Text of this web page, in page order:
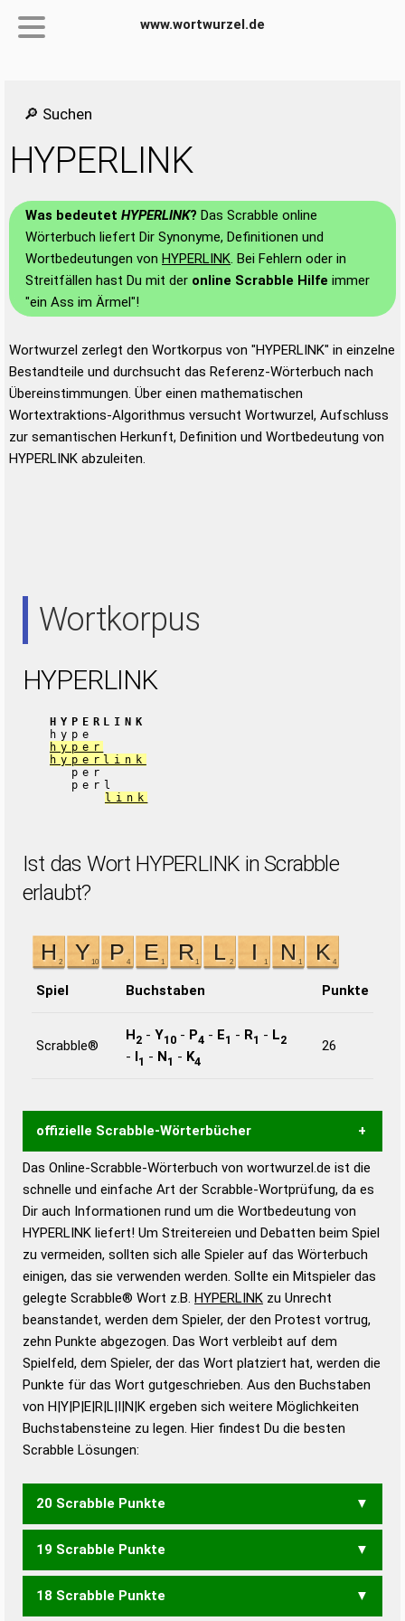
www.wortwurzel.de
🔎 Suchen
HYPERLINK
Was bedeutet HYPERLINK? Das Scrabble online
Wörterbuch liefert Dir Synonyme, Definitionen und
Wortbedeutungen von HYPERLINK. Bei Fehlern oder in
Streitfällen hast Du mit der online Scrabble Hilfe immer
"ein Ass im Ärmel"!
Wortwurzel zerlegt den Wortkorpus von "HYPERLINK" in einzelne
Bestandteile und durchsucht das Referenz-Wörterbuch nach
Übereinstimmungen. Über einen mathematischen
Wortextraktions-Algorithmus versucht Wortwurzel, Aufschluss
zur semantischen Herkunft, Definition und Wortbedeutung von
HYPERLINK abzuleiten.
Wortkorpus
HYPERLINK
HYPERLINK
hype
hyper
hyperlink
per
perl
link
Ist das Wort HYPERLINK in Scrabble
erlaubt?
Spiel Buchstaben Punkte
Scrabble®
H2 - Y10 - P4 - E1 - R1 - L2
- I1 - N1 - K4
26
offizielle Scrabble-Wörterbücher
Wortwurzel liefert mit Hilfe eines semantischen
Wortanalyse-Algorithmus gute Anhaltspunkte zu
Wortbedeutung, Worttrennung und Wortform, um die
Gültigkeit eines Wortes für das Scrabble-Spiel zu
bestimmen!
zugelassene Turnier Scrabble-
Wörterbücher sind:
Duden – Standardwerk in 12 Bänden
Duden – Richtiges und gutes
Deutsch
Duden – Die deutsche Grammatik
Duden – Deutsches
Das Online-Scrabble-Wörterbuch von wortwurzel.de ist die
schnelle und einfache Art der Scrabble-Wortprüfung, da es
Dir auch Informationen rund um die Wortbedeutung von
HYPERLINK liefert! Um Streitereien und Debatten beim Spiel
zu vermeiden, sollten sich alle Spieler auf das Wörterbuch
einigen, das sie verwenden werden. Sollte ein Mitspieler das
gelegte Scrabble® Wort z.B. HYPERLINK zu Unrecht
beanstandet, werden dem Spieler, der den Protest vortrug,
zehn Punkte abgezogen. Das Wort verbleibt auf dem
Spielfeld, dem Spieler, der das Wort platziert hat, werden die
Punkte für das Wort gutgeschrieben. Aus den Buchstaben
von H|Y|P|E|R|L|I|N|K ergeben sich weitere Möglichkeiten
Buchstabensteine zu legen. Hier findest Du die besten
Scrabble Lösungen:
20 Scrabble Punkte
PHENYL PHYLEN LYKIERN
19 Scrabble Punkte
PHYLE LYKIER
18 Scrabble Punkte